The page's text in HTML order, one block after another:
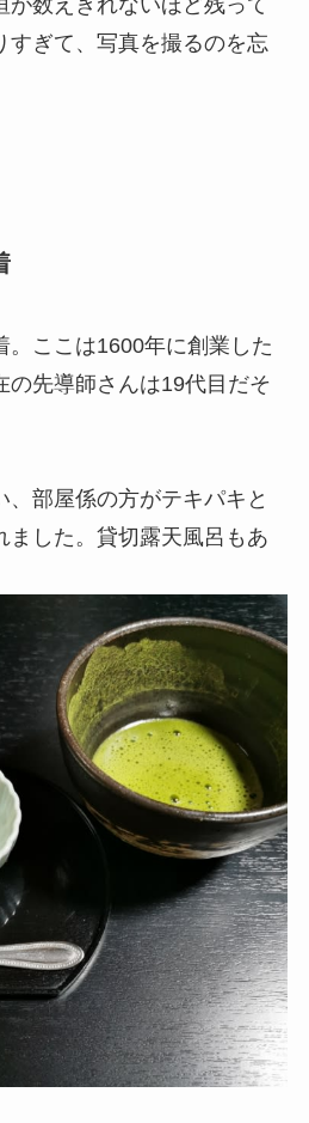
すぎて、写真を撮るのを忘
。ここは1600年に創業した
の先導師さんは19代目だそ
部屋係の方がテキパキと
ました。貸切露天風呂もあ